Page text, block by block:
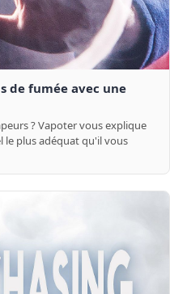
de fumée avec une
? Vapoter vous explique
le plus adéquat qu'il vous